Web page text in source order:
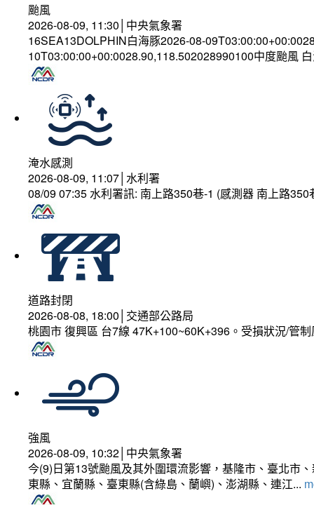
颱風
2026-08-09, 11:30│中央氣象署
16SEA13DOLPHIN白海豚2026-08-
10T03:00:00+00:0028.90,118.502028990100中度颱風
淹水感測
2026-08-09, 11:07│水利署
08/09 07:35 水利署訊: 南上路350巷-1 (感測器 南上路
道路封閉
2026-08-08, 18:00│交通部公路局
桃園市 復興區 台7線 47K+100~60K+396。受損狀況/管
強風
2026-08-09, 10:32│中央氣象署
今(9)日第13號颱風及其外圍環流影響，基隆市、臺北市
東縣、宜蘭縣、臺東縣(含綠島、蘭嶼)、澎湖縣、連江...